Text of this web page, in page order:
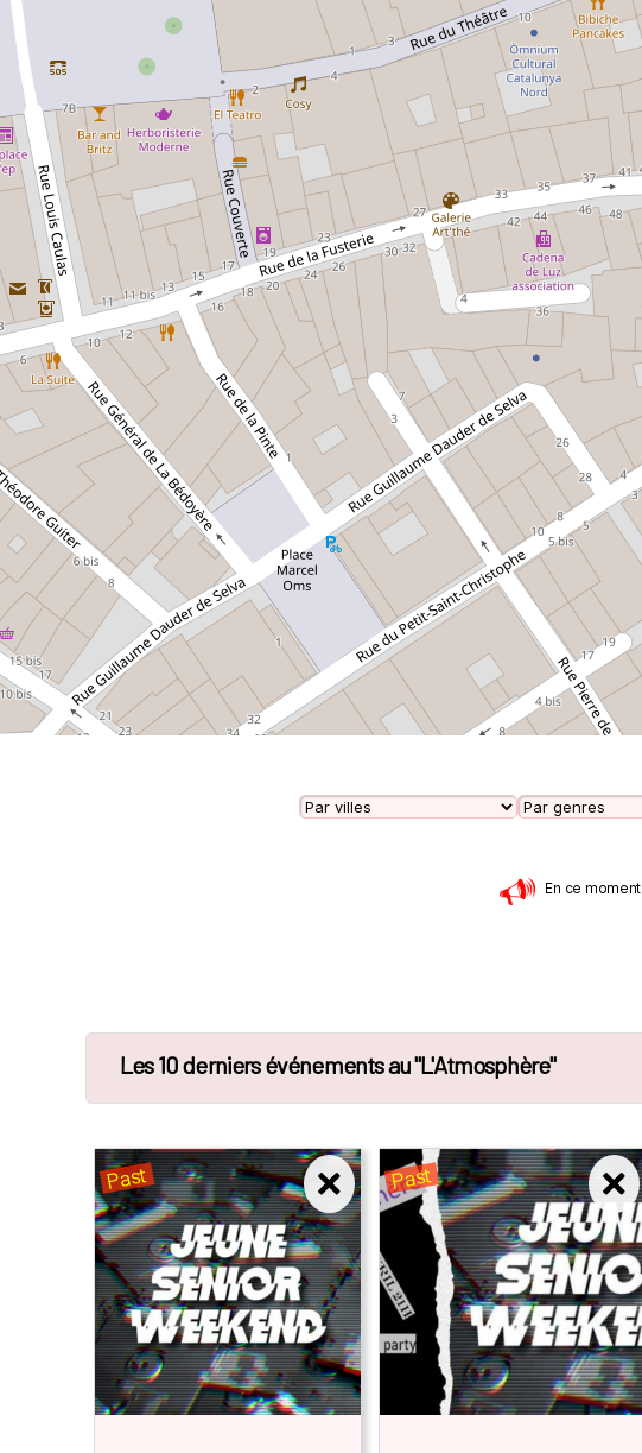
En ce moment
Les 10 derniers événements au "L'Atmosphère"
Past Past